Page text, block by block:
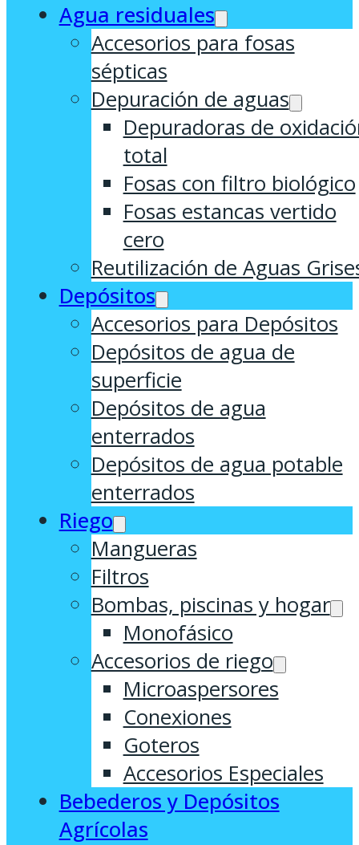
Agua residuales
Accesorios para fosas
sépticas
Depuración de aguas
Depuradoras de
total
Fosas con filtro biológico
Fosas estancas vertido
cero
Reutilización de Aguas
Depósitos
Accesorios para Depósitos
Depósitos de agua de
superficie
Depósitos de agua
enterrados
Depósitos de agua potable
enterrados
Riego
Mangueras
Filtros
Bombas, piscinas y hogar
Monofásico
Accesorios de riego
Microaspersores
Conexiones
Goteros
Accesorios Especiales
Bebederos y Depósitos
Agrícolas